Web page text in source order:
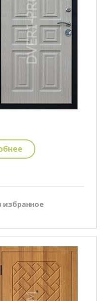
избранное